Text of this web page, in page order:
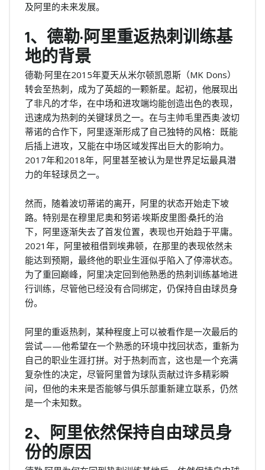
及阿里的未来发展。
1、德勒·阿里重返热刺训练基
地的背景
德勒·阿里在2015年夏天从米尔顿凯恩斯（MK Dons）
转会至热刺，成为了英超的一颗新星。起初，他展现出
了非凡的才华，在中场和进攻端均能创造出色的表现，
迅速成为热刺的关键球员之一。在与主帅毛里西奥·波切
蒂诺的合作下，阿里逐渐形成了自己独特的风格：既能
后插上进攻，又能在中场区域发挥出巨大的影响力。
2017年和2018年，阿里甚至被认为是世界足坛最具潜
力的年轻球员之一。
然而，随着波切蒂诺的离开，阿里的状态开始走下坡
路。特别是在穆里尼奥和努诺·埃斯皮里图·桑托的治
下，阿里逐渐失去了首发位置，表现也开始趋于平庸。
2021年，阿里被租借到埃弗顿，在那里的表现依然未
能达到预期，最终他的职业生涯似乎陷入了停滞状态。
为了重回巅峰，阿里决定回到他熟悉的热刺训练基地进
行训练，尽管他已经没有合同绑定，仍保持自由球员身
份。
阿里的重返热刺，某种程度上可以被看作是一次最后的
尝试——他希望在一个熟悉的环境中找回状态，重新为
自己的职业生涯打拼。对于热刺而言，这也是一个充满
复杂性的决定，尽管阿里曾为球队贡献过许多精彩瞬
间，但他的未来是否能够与俱乐部重新建立联系，仍然
是一个未知数。
2、阿里依然保持自由球员身
份的原因